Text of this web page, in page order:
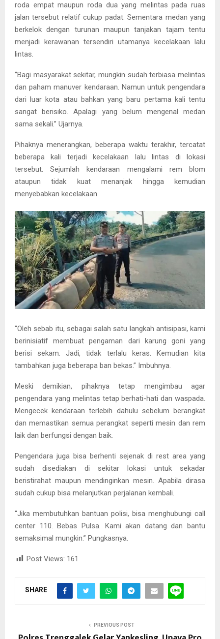
roda empat maupun roda dua yang melintas pada ruas
jalan tersebut relatif cukup padat. Sementara medan yang
berkelok dengan turunan maupun tanjakan tajam tentu
menjadi kerawanan tersendiri utamanya kecelakaan lalu
lintas.
“Bagi masyarakat sekitar, mungkin sudah terbiasa melintas
dan paham manuver kendaraan. Namun untuk pengendara
dari luar kota atau bahkan yang baru pertama kali tentu
sangat berisiko. Apalagi yang belum mengenal medan
sama sekali.” Ujarnya.
Pihaknya menerangkan, beberapa waktu terakhir, tercatat
beberapa kali terjadi kecelakaan lalu lintas di lokasi
tersebut. Sejumlah kendaraan mengalami rem blom
ataupun tidak kuat menanjak hingga kemudian
menyebabkan kecelakaan.
“Oleh sebab itu, sebagai salah satu langkah antisipasi, kami
berinisiatif membuat pengaman dari karung goni yang
berisi sekam. Jadi, tidak terlalu keras. Kemudian kita
tambahkan juga beberapa ban bekas.” Imbuhnya.
Meski demikian, pihaknya tetap mengimbau agar
pengendara yang melintas tetap berhati-hati dan waspada.
Mengecek kendaraan terlebih dahulu sebelum berangkat
dan memastikan semua perangkat seperti mesin dan rem
laik dan berfungsi dengan baik.
Pengendara juga bisa berhenti sejenak di rest area yang
sudah disediakan di sekitar lokasi untuk sekadar
beristirahat maupun mendinginkan mesin. Apabila dirasa
sudah cukup bisa melanjutkan perjalanan kembali.
“Jika membutuhkan bantuan polisi, bisa menghubungi call
center 110. Bebas Pulsa. Kami akan datang dan bantu
semaksimal mungkin.” Pungkasnya.
Post Views: 161
SHARE
PREVIOUS POST